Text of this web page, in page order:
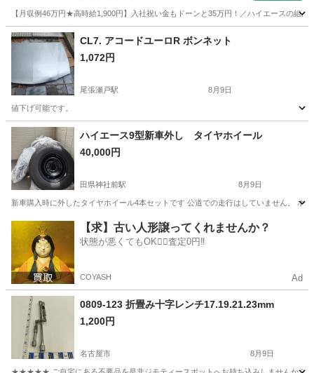
【月収例46万円★高時給1,900円】入社祝い金もドーンと35万円！／ハイエースの組
岐阜 各務原市 CL7. アコードユーロR ボンネット
1,072円
尾張瀬戸駅 8月9日
値下げ可能です。
愛知 瀬戸市 尾張瀬戸駅 外装、車外用品
ハイエース9型新車外し タイヤホイール
40,000円
田県神社前駅 8月9日
新車購入時に外したタイヤホイール4本セットです 公道での走行はしていません。 ホ
田県神社前駅 タイヤ、ホイール
【求】古い人形譲ってくれませんか？
状態が悪くてもOK🙆‍♀️査定0円‼️
COYASH Ad
0809-123 折畳み十字レンチ17.19.21.23mm
1,200円
名古屋市 8月9日